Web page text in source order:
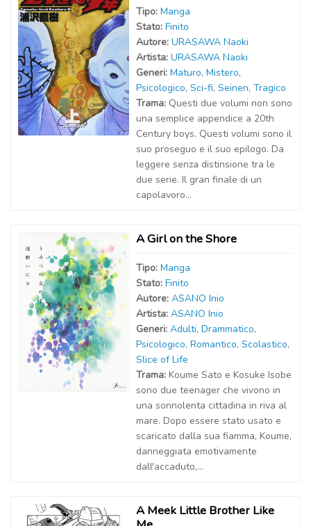
Tipo: Manga
Stato: Finito
Autore: URASAWA Naoki
Artista: URASAWA Naoki
Generi: Maturo, Mistero,
Psicologico, Sci-fi, Seinen, Tragico
Trama: Questi due volumi non sono
una semplice appendice a 20th
Century boys. Questi volumi sono il
suo proseguo e il suo epilogo. Da
leggere senza distinsione tra le
due serie. Il gran finale di un
capolavoro...
A Girl on the Shore
Tipo: Manga
Stato: Finito
Autore: ASANO Inio
Artista: ASANO Inio
Generi: Adulti, Drammatico,
Psicologico, Romantico, Scolastico,
Slice of Life
Trama: Koume Sato e Kosuke Isobe
sono due teenager che vivono in
una sonnolenta cittadina in riva al
mare. Dopo essere stato usato e
scaricato dalla sua fiamma, Koume,
danneggiata emotivamente
dall'accaduto,...
A Meek Little Brother Like